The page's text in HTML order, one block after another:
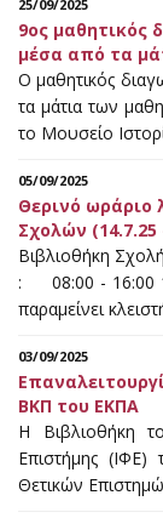
25/09/2025
9ος μαθητικός
μέσα από τα
Ο μαθητικός
τα μάτια των
το Μουσείο
05/09/2025
Θερινό ωράριο
Σχολών (14.7.25
Βιβλιοθήκη
: 08:00 - 16:00
παραμείνει
03/09/2025
ΒΚΠ του ΕΚΠΑ
Η Βιβλιοθήκη
Επιστήμης (ΙΦΕ)
Θετικών